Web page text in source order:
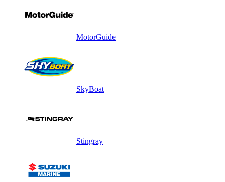
MotorGuide
SkyBoat
Stingray